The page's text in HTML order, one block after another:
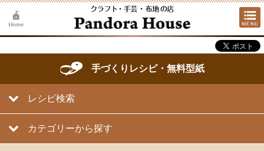
手づくりレシピ・無料型紙
レシピ検索
カテゴリーから探す